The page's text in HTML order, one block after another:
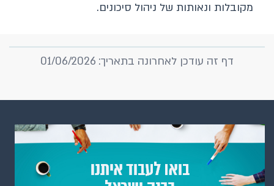
מקובלות ונאותות של ניהול סיכונים.
דף זה עודכן לאחרונה בתאריך: 01/06/2026